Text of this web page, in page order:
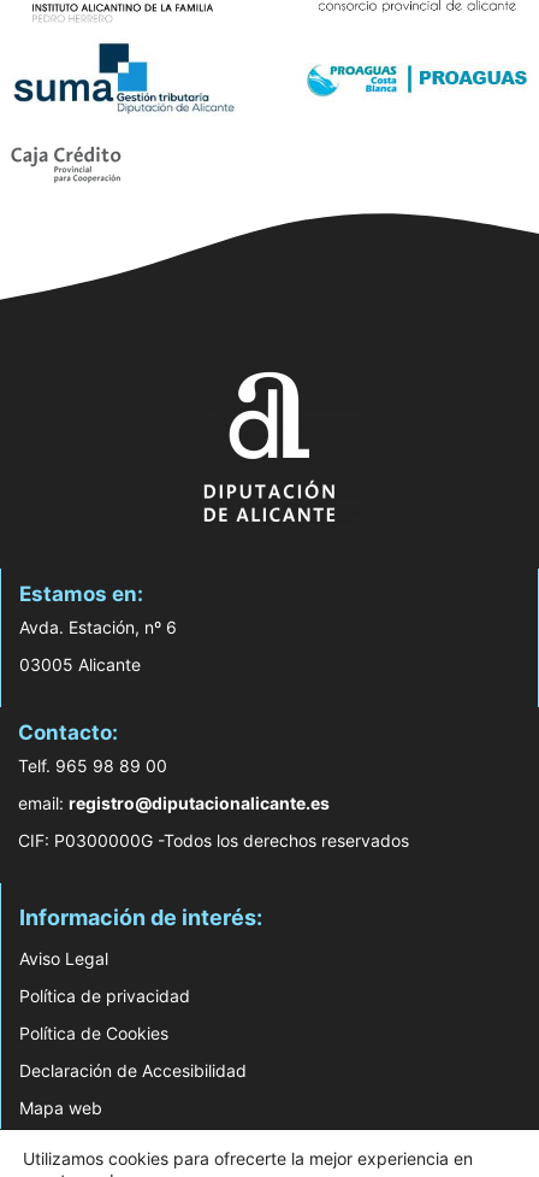
Estamos en:
Avda. Estación, nº 6
03005 Alicante
Contacto:
Telf. 965 98 89 00
email: registro@diputacionalicante.es
CIF: P0300000G -Todos los derechos reservados
Información de interés:
Aviso Legal
Política de privacidad
Política de Cookies
Declaración de Accesibilidad
Mapa web
© 2026 Web Desarrollada por el Servicio de Informática de Diputación de
Utilizamos cookies para ofrecerte la mejor experiencia en